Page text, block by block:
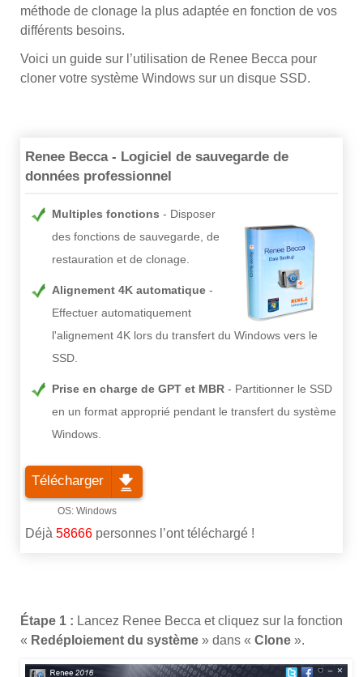
méthode de clonage la plus adaptée en fonction de vos
différents besoins.
Voici un guide sur l’utilisation de Renee Becca pour
cloner votre système Windows sur un disque SSD.
Renee Becca - Logiciel de sauvegarde de
données professionnel
Multiples fonctions
Disposer
des fonctions de sauvegarde, de
restauration et de clonage.
Alignement 4K automatique
Effectuer automatiquement
l'alignement 4K lors du transfert du Windows vers le
SSD.
Prise en charge de GPT et MBR
Partitionner le SSD
en un format approprié pendant le transfert du système
Windows.
Télécharger
Déjà 58666 personnes l’ont téléchargé !
Étape 1 : Lancez Renee Becca et cliquez sur la fonction
« Redéploiement du système » dans « Clone ».